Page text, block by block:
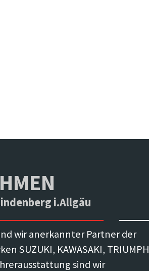
i.Allgäu
wir anerkannter Partner der
SUZUKI, KAWASAKI, TRIUMPH
sind wir